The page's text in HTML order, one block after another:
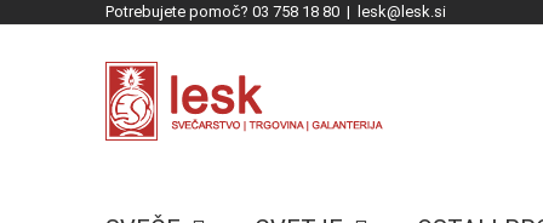
Potrebujete pomoč? 03 758 18 80 | lesk@lesk.si